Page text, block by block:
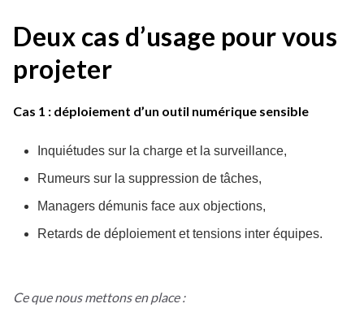
Deux cas d’usage pour vous
projeter
Cas 1 : déploiement d’un outil numérique sensible
Inquiétudes sur la charge et la surveillance,
Rumeurs sur la suppression de tâches,
Managers démunis face aux objections,
Retards de déploiement et tensions inter équipes.
Ce que nous mettons en place :